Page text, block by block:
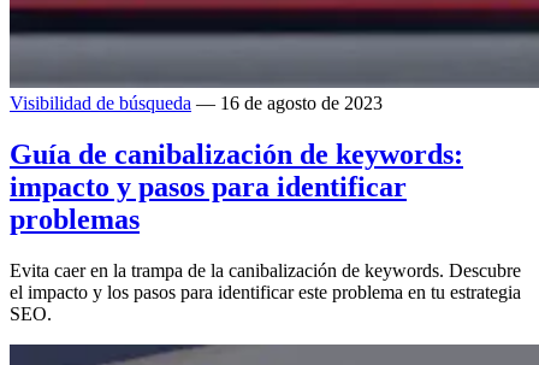
Visibilidad de búsqueda — 16 de agosto de 2023
Guía de canibalización de keywords:
impacto y pasos para identificar
problemas
Evita caer en la trampa de la canibalización de keywords. Descubre
el impacto y los pasos para identificar este problema en tu estrategia
SEO.